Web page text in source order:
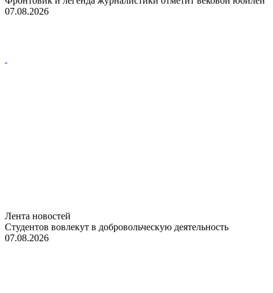
07.08.2026
Лента новостей
Студентов вовлекут в добровольческую деятельность
07.08.2026